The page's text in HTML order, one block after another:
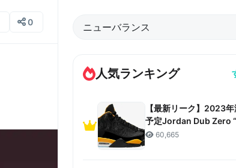
0
人気ランキング
【最新リーク】2023
予定Jordan Dub Zero
Taxi”リーク情報まとめ
60,665